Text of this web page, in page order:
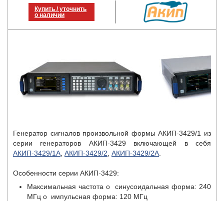
Купить / уточнить
о наличии
Генератор сигналов произвольной формы АКИП-3429/1 из
серии генераторов АКИП-3429 включающей в себя
АКИП-3429/1A АКИП-3429/2 АКИП-3429/2A
Особенности серии АКИП-3429:
Максимальная частота o синусоидальная форма: 240
МГц o импульсная форма: 120 МГц